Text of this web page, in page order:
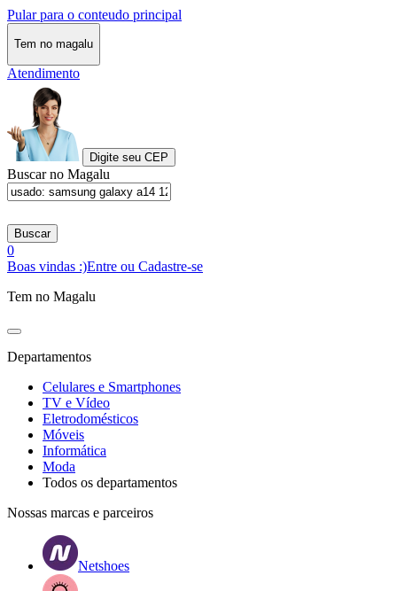
Pular para o conteudo principal
Tem no magalu
Atendimento
Digite seu CEP
Buscar no Magalu
Buscar
0
Boas vindas :)Entre ou Cadastre-se
Tem no Magalu
Departamentos
Celulares e Smartphones
TV e Vídeo
Eletrodomésticos
Móveis
Informática
Moda
Todos os departamentos
Nossas marcas e parceiros
Netshoes